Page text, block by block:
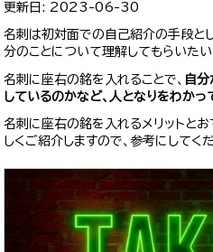
更新日: 2023-06-30
名刺は初対面での自己紹介の手段と
分のことについて理解してもらいたい
名刺に座右の銘を入れることで、 自分
しているのかなど、人となりをわかっ
名刺に座右の銘を入れるメリットと
しくご紹介しますので、参考にしてくだ